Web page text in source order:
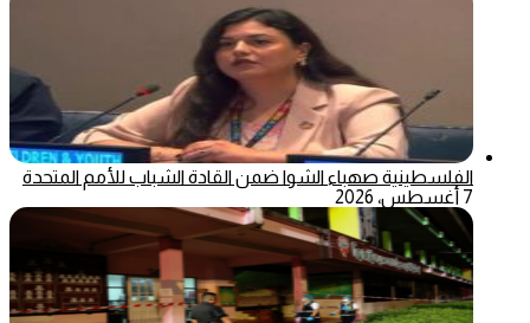
الفلسطينية صهباء الشوا ضمن القادة الشباب للأمم المتحدة
7 أغسطس، 2026